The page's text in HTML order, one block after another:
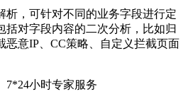
析，可针对不同的业务字段进行定
括对字段内容的二次分析，比如归
恶意IP、CC策略、自定义拦截页面
7*24小时专家服务